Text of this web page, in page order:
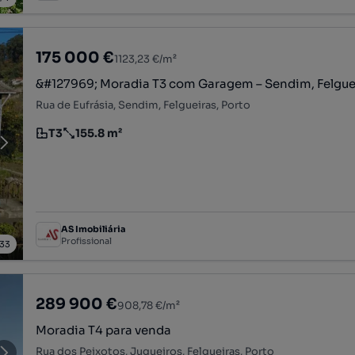
33
175 000 €1123,23 €/m²
&#127969; Moradia T3 com Garagem – Sendim,
Rua de Eufrásia, Sendim, Felgueiras, Porto
Tipologia
T3
Preço por metro quadrado
155.8 m²
AS Imobiliária
Profissional
289 900 €908,78 €/m²
Moradia T4 para venda
Rua dos Peixotos, Jugueiros, Felgueiras, Porto